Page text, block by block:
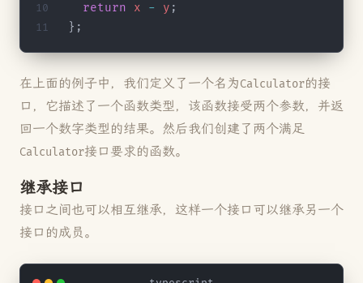
  return
x - y ;
};
在上面的例子中，我们定义了一个名为Calculator的接
口，它描述了一个函数类型，该函数接受两个参数，并返
回一个数字类型的结果。然后我们创建了两个满足
Calculator接口要求的函数。
继承接口
接口之间也可以相互继承，这样一个接口可以继承另一个
接口的成员。